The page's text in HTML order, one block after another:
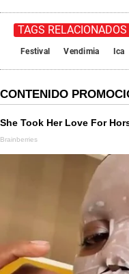
TAGS RELACIONADOS
Festival Vendimia Ica